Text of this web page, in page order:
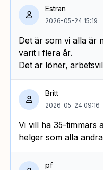
Estran
2026-05-24 15:19
Det är som vi alla är
varit i flera år.
Det är löner,
Britt
2026-05-24 09:16
Vi vill ha 35-timmars
helger som alla
pf